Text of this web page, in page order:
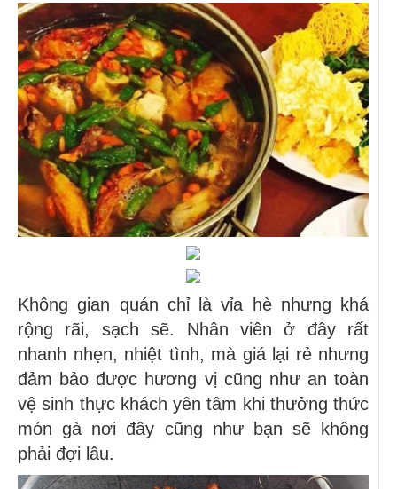
Không gian quán chỉ là vỉa hè nhưng khá
rộng rãi, sạch sẽ. Nhân viên ở đây rất
nhanh nhẹn, nhiệt tình, mà giá lại rẻ nhưng
đảm bảo được hương vị cũng như an toàn
vệ sinh thực khách yên tâm khi thưởng thức
món gà nơi đây cũng như bạn sẽ không
phải đợi lâu.